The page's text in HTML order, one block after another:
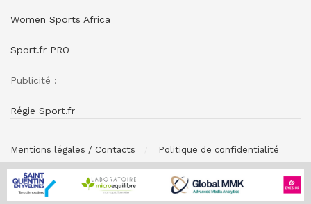
Women Sports Africa
Sport.fr PRO
Publicité :
Régie Sport.fr
Mentions légales / Contacts Politique de confidentialité
© SPONSORING.FR